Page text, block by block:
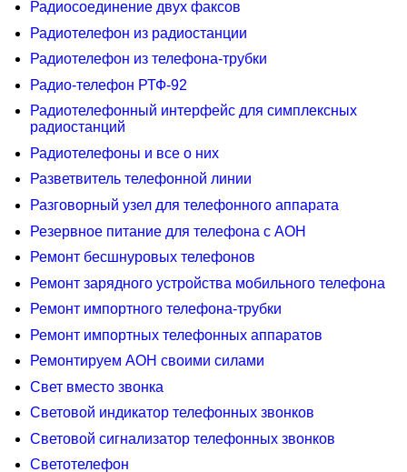
Радиосоединение двух факсов
Радиотелефон из радиостанции
Радиотелефон из телефона-трубки
Радио-телефон РТФ-92
Радиотелефонный интерфейс для симплексных
радиостанций
Радиотелефоны и все о них
Разветвитель телефонной линии
Разговорный узел для телефонного аппарата
Резервное питание для телефона с АОН
Ремонт бесшнуровых телефонов
Ремонт зарядного устройства мобильного телефона
Ремонт импортного телефона-трубки
Ремонт импортных телефонных аппаратов
Ремонтируем АОН своими силами
Свет вместо звонка
Световой индикатор телефонных звонков
Световой сигнализатор телефонных звонков
Светотелефон